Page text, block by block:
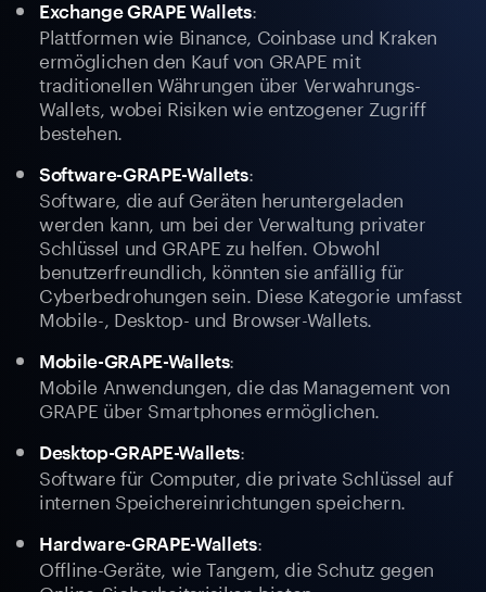
Exchange GRAPE Wallets:
Plattformen wie Binance, Coinbase und Kraken
ermöglichen den Kauf von GRAPE mit
traditionellen Währungen über Verwahrungs-
Wallets, wobei Risiken wie entzogener Zugriff
bestehen.
Software-GRAPE-Wallets:
Software, die auf Geräten heruntergeladen
werden kann, um bei der Verwaltung privater
Schlüssel und GRAPE zu helfen. Obwohl
benutzerfreundlich, könnten sie anfällig für
Cyberbedrohungen sein. Diese Kategorie umfasst
Mobile-, Desktop- und Browser-Wallets.
Mobile-GRAPE-Wallets:
Mobile Anwendungen, die das Management von
GRAPE über Smartphones ermöglichen.
Desktop-GRAPE-Wallets:
Software für Computer, die private Schlüssel auf
internen Speichereinrichtungen speichern.
Hardware-GRAPE-Wallets:
Offline-Geräte, wie Tangem, die Schutz gegen